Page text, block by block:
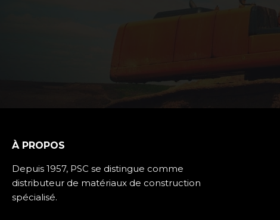
À PROPOS
Depuis 1957, PSC se distingue comme
distributeur de matériaux de construction
spécialisé.